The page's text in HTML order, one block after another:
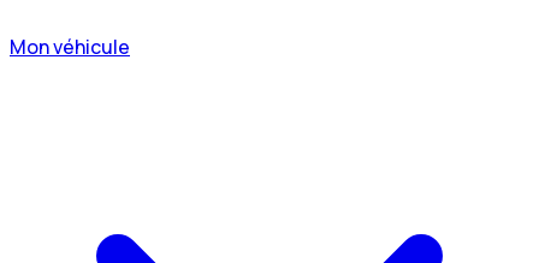
Mon véhicule